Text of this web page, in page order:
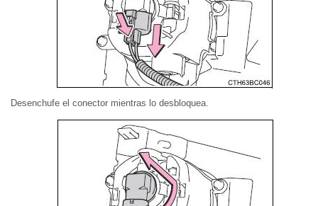
Desenchufe el conector mientras lo desbloquea.